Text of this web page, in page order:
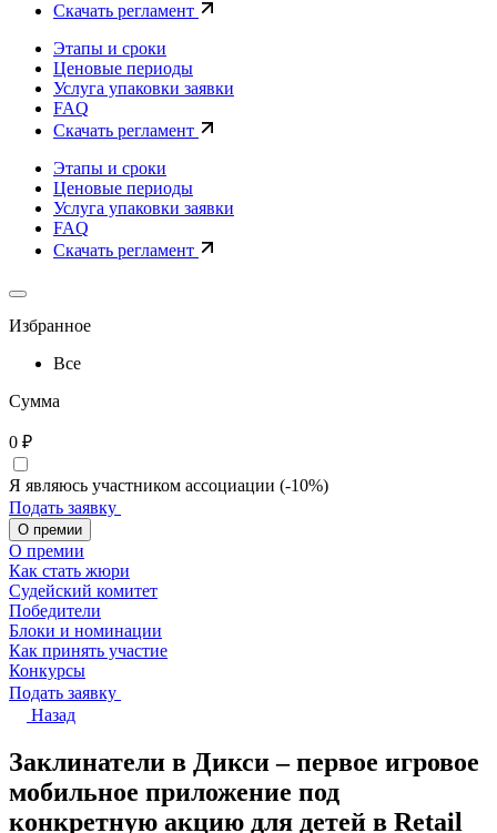
Скачать регламент
Этапы и сроки
Ценовые периоды
Услуга упаковки заявки
FAQ
Скачать регламент
Этапы и сроки
Ценовые периоды
Услуга упаковки заявки
FAQ
Скачать регламент
Избранное
Все
Сумма
0 ₽
Я являюсь участником ассоциации (-10%)
Подать заявку
О премии
О премии
Как стать жюри
Судейский комитет
Победители
Блоки и номинации
Как принять участие
Конкурсы
Подать заявку
Назад
Заклинатели в Дикси – первое игровое
мобильное приложение под
конкретную акцию для детей в Retail